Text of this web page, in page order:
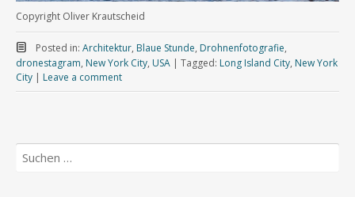
Copyright Oliver Krautscheid
Posted in: Architektur, Blaue Stunde, Drohnenfotografie,
dronestagram, New York City, USA | Tagged: Long Island City, New York
City | Leave a comment
Suchen
nach: